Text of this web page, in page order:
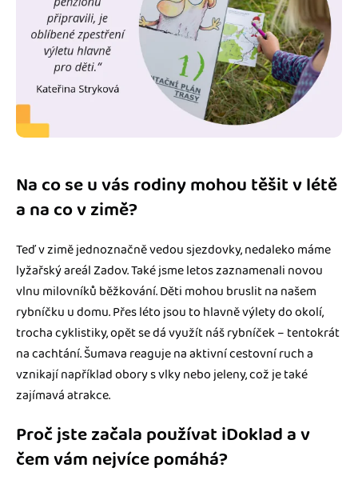
Na co se u vás rodiny mohou těšit v létě
a na co v zimě?
Teď v zimě jednoznačně vedou sjezdovky, nedaleko máme
lyžařský areál Zadov. Také jsme letos zaznamenali novou
vlnu milovníků běžkování. Děti mohou bruslit na našem
rybníčku u domu. Přes léto jsou to hlavně výlety do okolí,
trocha cyklistiky, opět se dá využít náš rybníček – tentokrát
na cachtání. Šumava reaguje na aktivní cestovní ruch a
vznikají například obory s vlky nebo jeleny, což je také
zajímavá atrakce.
Proč jste začala používat iDoklad a v
čem vám nejvíce pomáhá?